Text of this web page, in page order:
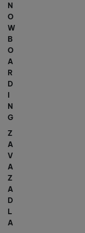
N
O
W
B
O
A
R
D
N
G
Z
A
V
A
Z
A
D
L
A